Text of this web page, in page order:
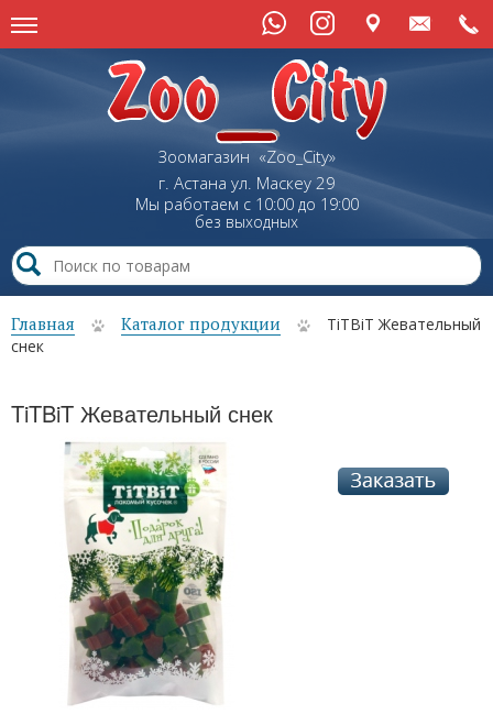
Зоомагазин «Zoo_City»
г. Астана ул. Маскеу29
Мы работаем с 10:00 до 19:00
без выходных
Главная Каталог продукции
TiTBiT Жевательный
снек
TiTBiT Жевательный снек